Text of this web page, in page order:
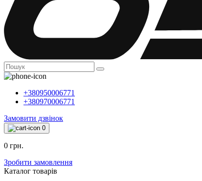
+380950006771
+380970006771
Замовити дзвінок
0
0 грн.
Зробити замовлення
Каталог товарiв